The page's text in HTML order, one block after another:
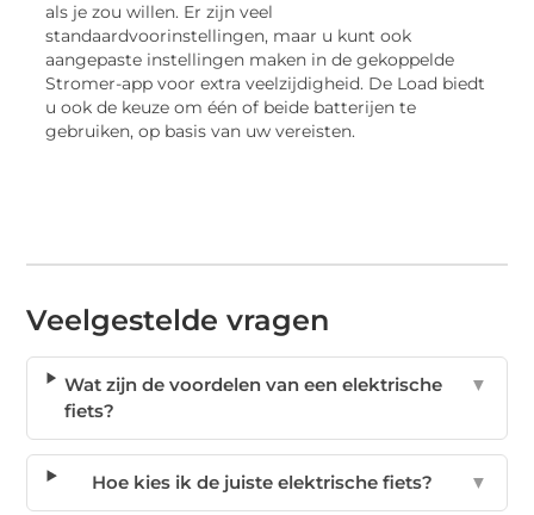
als je zou willen. Er zijn veel
standaardvoorinstellingen, maar u kunt ook
aangepaste instellingen maken in de gekoppelde
Stromer-app voor extra veelzijdigheid. De Load biedt
u ook de keuze om één of beide batterijen te
gebruiken, op basis van uw vereisten.
Veelgestelde vragen
Wat zijn de voordelen van een elektrische
fiets?
▼
Hoe kies ik de juiste elektrische fiets? ▼